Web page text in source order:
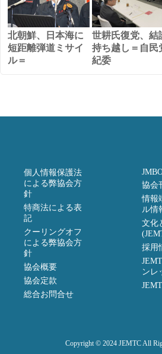
北朝鮮、日本海に
短距離弾道ミサイ
ル＝
世耕氏復党、結
持ち越し＝自民
紀委
個人情報保護法
による弊協会方
針
特商法による表
記
クーリングオフ
による弊協会方
針
協会概要
協会定款
総合お問合せ
協会
情報
ル情
文化
採用
ンレ
Copyright © 2024 JEMTC All